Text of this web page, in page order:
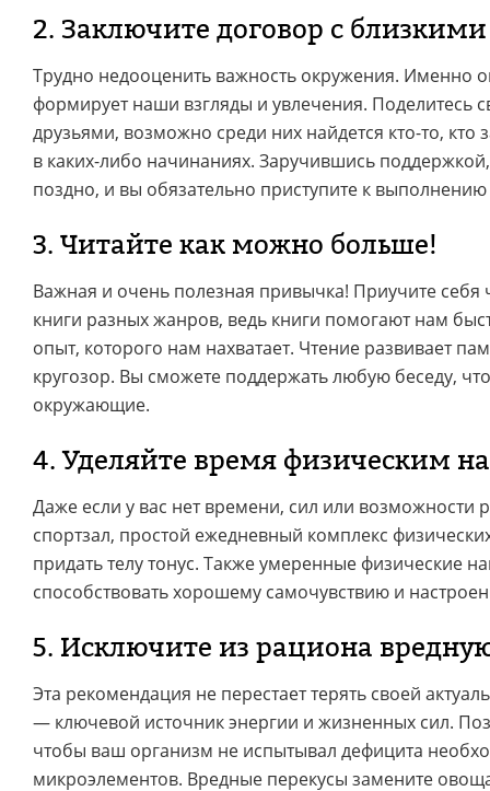
2. Заключите договор с близкими
Трудно недооценить важность окружения. Именно
формирует наши взгляды и увлечения. Поделитесь
друзьями, возможно среди них найдется кто-то, кто
в каких-либо начинаниях. Заручившись поддержкой,
поздно, и вы обязательно приступите к
3. Читайте как можно больше!
Важная и очень полезная привычка! Приучите себя
книги разных жанров, ведь книги помогают нам
опыт, которого нам нахватает. Чтение развивает
кругозор. Вы сможете поддержать любую беседу,
окружающие.
4. Уделяйте время физическим
Даже если у вас нет времени, сил или возможности
спортзал, простой ежедневный комплекс
придать телу тонус. Также умеренные физические
способствовать хорошему самочувствию и
5. Исключите из рациона
Эта рекомендация не перестает терять своей
— ключевой источник энергии и жизненных сил.
чтобы ваш организм не испытывал дефицита
микроэлементов. Вредные перекусы замените